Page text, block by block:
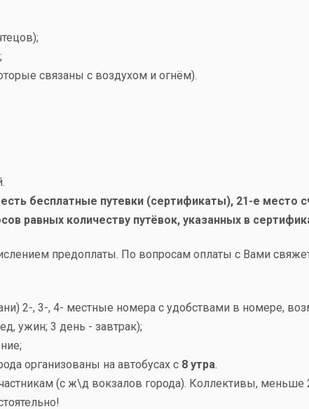
связаны с воздухом и огнём).
есть бесплатные путевки (сертификаты), 21-е место
равных количеству путёвок, указанных в
предоплаты. По вопросам оплаты с Вами
2-, 3-, 4- местные номера с удобствами в номере,
ужин; 3 день - завтрак);
организованы на автобусах с 8 утра.
(с ж\д вокзалов города). Коллективы,